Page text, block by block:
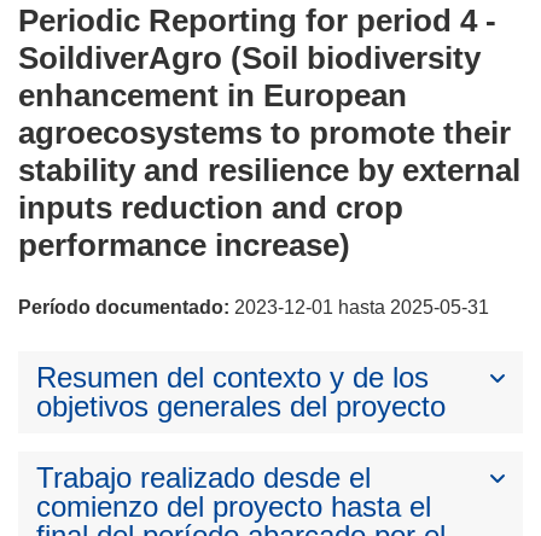
Periodic Reporting for period 4 -
SoildiverAgro (Soil biodiversity
enhancement in European
agroecosystems to promote their
stability and resilience by external
inputs reduction and crop
performance increase)
Período documentado: 2023-12-01 hasta 2025-05-31
Resumen del contexto y de los
objetivos generales del proyecto
Trabajo realizado desde el
comienzo del proyecto hasta el